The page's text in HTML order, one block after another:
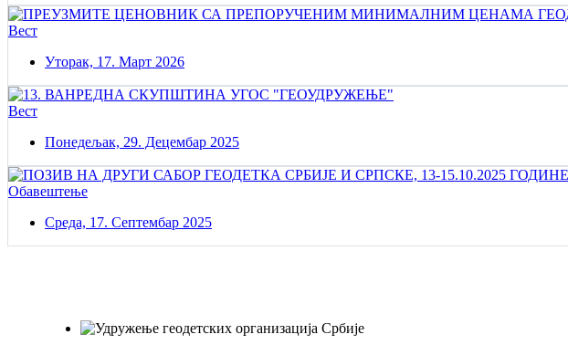
Вест
Уторак, 17. Март 2026
Вест
Понедељак, 29. Децембар 2025
Обавештење
Среда, 17. Септембар 2025